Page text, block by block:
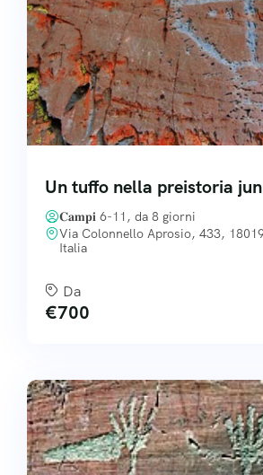
Un tuffo nella preistoria
𝐂𝐚𝐦𝐩𝐢 6-11, da 8 giorni
Via Colonnello Aprosio, 433,
Italia
Da
€700